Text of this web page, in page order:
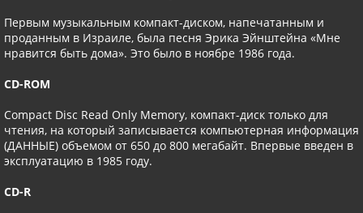
Первым музыкальным компакт-диском, напечатанным и
проданным в Израиле, была песня Эрика Эйнштейна «Мне
нравится быть дома». Это было в ноябре 1986 года.
CD-ROM
Compact Disc Read Only Memory, компакт-диск только для
чтения, на который записывается компьютерная информация
(ДАННЫЕ) объемом от 650 до 800 мегабайт. Впервые введен в
эксплуатацию в 1985 году.
CD-R